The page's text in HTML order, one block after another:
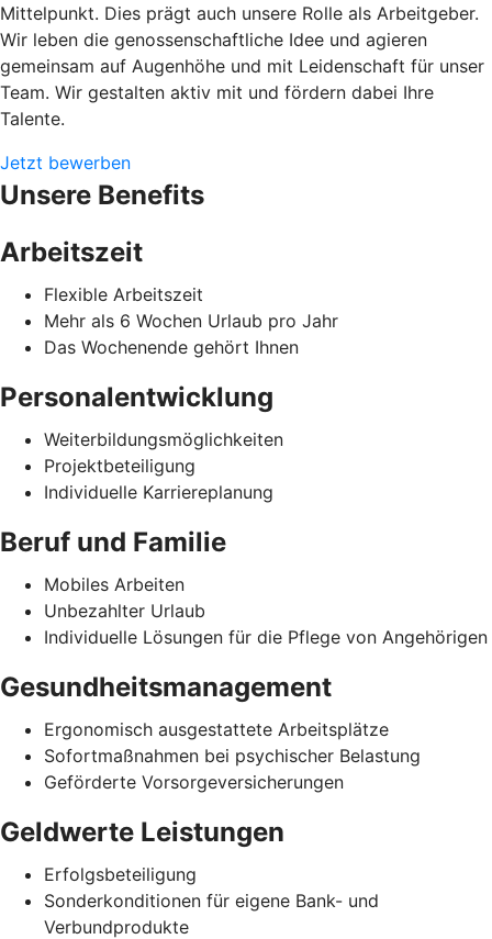
Mittelpunkt. Dies prägt auch unsere Rolle als Arbeitgeber.
Wir leben die genossenschaftliche Idee und agieren
gemeinsam auf Augenhöhe und mit Leidenschaft für unser
Team. Wir gestalten aktiv mit und fördern dabei Ihre
Talente.
Jetzt bewerben
Unsere Benefits
Arbeitszeit
Flexible Arbeitszeit
Mehr als 6 Wochen Urlaub pro Jahr
Das Wochenende gehört Ihnen
Personalentwicklung
Weiterbildungsmöglichkeiten
Projektbeteiligung
Individuelle Karriereplanung
Beruf und Familie
Mobiles Arbeiten
Unbezahlter Urlaub
Individuelle Lösungen für die Pflege von Angehörigen
Gesundheitsmanagement
Ergonomisch ausgestattete Arbeitsplätze
Sofortmaßnahmen bei psychischer Belastung
Geförderte Vorsorgeversicherungen
Geldwerte Leistungen
Erfolgsbeteiligung
Sonderkonditionen für eigene Bank- und
Verbundprodukte